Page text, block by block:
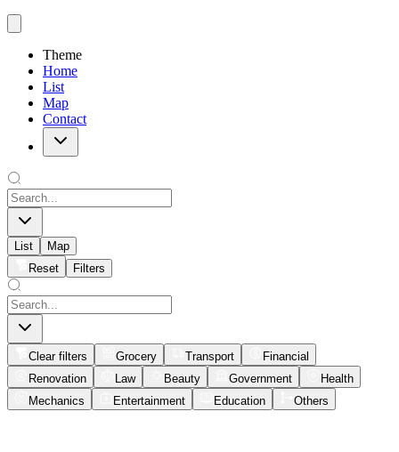
Theme
Home
List
Map
Contact
List
Map
Reset
Filters
Clear filters Grocery Transport
Financial
Renovation
Law Beauty Government
Health
Mechanics
Entertainment Education Others